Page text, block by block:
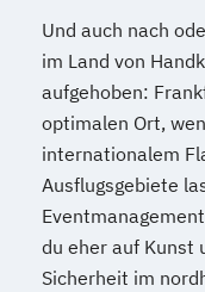
Und auch nach
im Land von
aufgehoben:
optimalen Ort,
internationalem
Ausflugsgebiete
du eher auf Kunst
Sicherheit im